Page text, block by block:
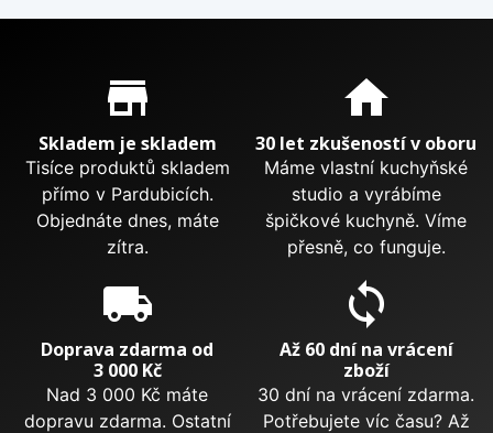
Proč nakupovat u nás?
store_mall_directory
Skladem je skladem
Tisíce produktů skladem
přímo v Pardubicích.
Objednáte dnes, máte
zítra.
home
30 let zkušeností v oboru
Máme vlastní kuchyňské
studio a vyrábíme
špičkové kuchyně. Víme
přesně, co funguje.
local_shipping
Doprava zdarma od
3 000 Kč
Nad 3 000 Kč máte
dopravu zdarma. Ostatní
sync
Až 60 dní na vrácení
zboží
30 dní na vrácení zdarma.
Potřebujete víc času? Až